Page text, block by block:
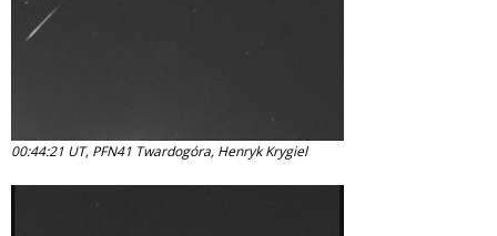
00:44:21 UT, PFN41 Twardogóra, Henryk Krygiel